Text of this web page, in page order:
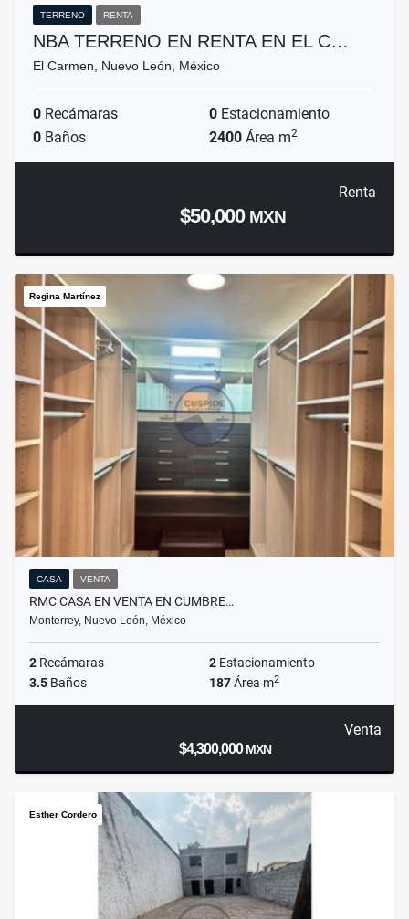
TERRENO RENTA
NBA TERRENO EN RENTA EN EL C…
El Carmen, Nuevo León, México
0 Recámaras 0 Estacionamiento
0 Baños 2400 Área m2
Renta
$50,000 MXN
Regina Martínez
CASA VENTA
RMC CASA EN VENTA EN CUMBRE…
Monterrey, Nuevo León, México
2 Recámaras 2 Estacionamiento
3.5 Baños 187Área m2
Venta
$4,300,000MXN
Esther Cordero